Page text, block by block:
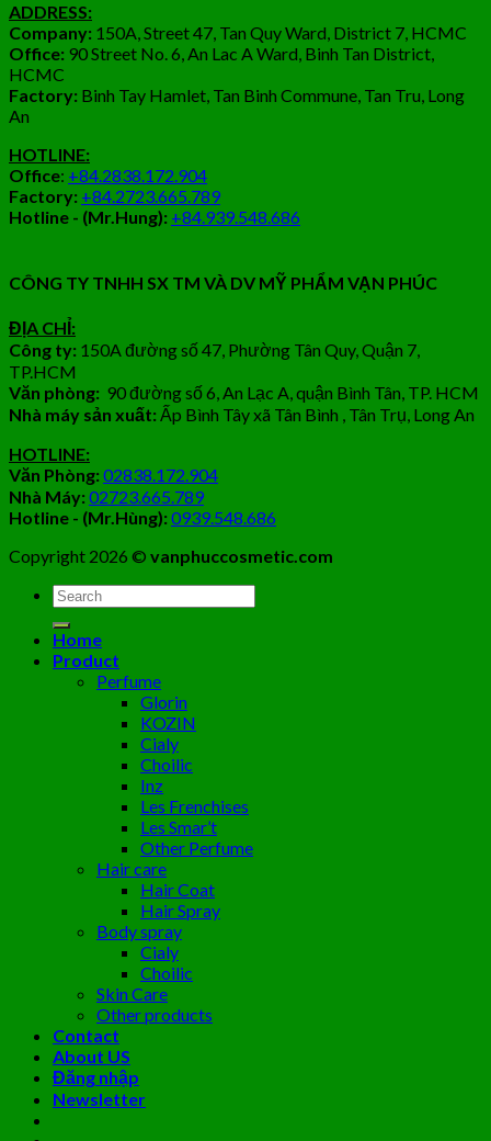
ADDRESS:
Company: 150A, Street 47, Tan Quy Ward, District 7, HCMC
Office: 90 Street No. 6, An Lac A Ward, Binh Tan District,
HCMC
Factory: Binh Tay Hamlet, Tan Binh Commune, Tan Tru, Long
An
HOTLINE:
Office: +84.2838.172.904
Factory: +84.2723.665.789
Hotline - (Mr.Hung): +84.939.548.686
CÔNG TY TNHH SX TM VÀ DV MỸ PHẨM VẠN PHÚC
ĐỊA CHỈ:
Công ty: 150A đường số 47, Phường Tân Quy, Quận 7,
TP.HCM
Văn phòng: 90 đường số 6, An Lạc A, quận Bình Tân, TP. HCM
Nhà máy sản xuất:Ấp Bình Tây xã Tân Bình , Tân Trụ, Long An
HOTLINE:
Văn Phòng:02838.172.904
Nhà Máy:02723.665.789
Hotline - (Mr.Hùng):0939.548.686
Copyright 2026 © vanphuccosmetic.com
Tìm
kiếm:
Home
Product
Perfume
Glorin
KOZIN
Cialy
Choilic
Inz
Les Frenchises
Les Smar’t
Other Perfume
Hair care
Hair Coat
Hair Spray
Body spray
Cialy
Choilic
Skin Care
Other products
Contact
About US
Đăng nhập
Newsletter